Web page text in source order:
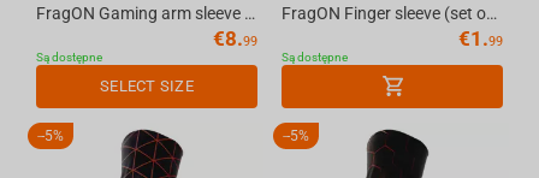
FragON Gaming arm sleeve black, L
€8.99
Są dostępne
SELECT SIZE
FragON Finger sleeve (set of 2 pcs)
€1.99
Są dostępne
- 5% - 5%